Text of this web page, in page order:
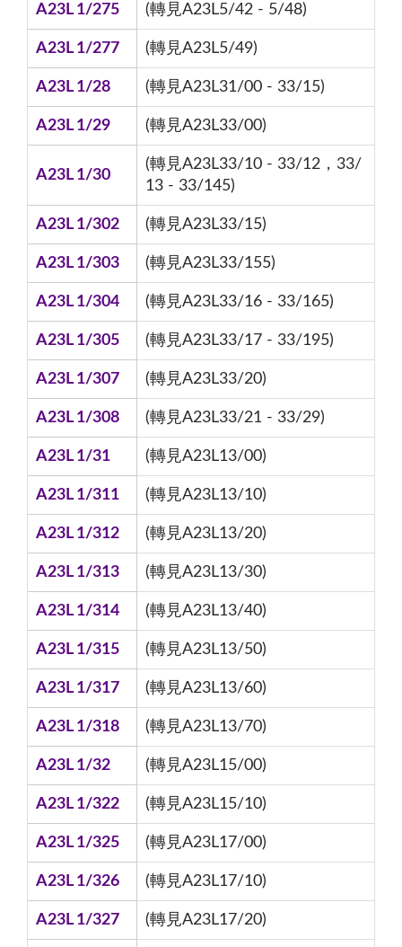
A23L 1/275 (轉見A23L5/42 - 5/48)
A23L 1/277 (轉見A23L5/49)
A23L 1/28 (轉見A23L31/00 - 33/15)
A23L 1/29 (轉見A23L33/00)
A23L 1/30
(轉見A23L33/10 - 33/12，33/
13 - 33/145)
A23L 1/302 (轉見A23L33/15)
A23L 1/303 (轉見A23L33/155)
A23L 1/304 (轉見A23L33/16 - 33/165)
A23L 1/305 (轉見A23L33/17 - 33/195)
A23L 1/307 (轉見A23L33/20)
A23L 1/308 (轉見A23L33/21 - 33/29)
A23L 1/31 (轉見A23L13/00)
A23L 1/311 (轉見A23L13/10)
A23L 1/312 (轉見A23L13/20)
A23L 1/313 (轉見A23L13/30)
A23L 1/314 (轉見A23L13/40)
A23L 1/315 (轉見A23L13/50)
A23L 1/317 (轉見A23L13/60)
A23L 1/318 (轉見A23L13/70)
A23L 1/32 (轉見A23L15/00)
A23L 1/322 (轉見A23L15/10)
A23L 1/325 (轉見A23L17/00)
A23L 1/326 (轉見A23L17/10)
A23L 1/327 (轉見A23L17/20)